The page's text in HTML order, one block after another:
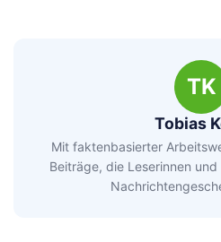
TK
Tobias
Mit faktenbasierter
Beiträge, die Leserinnen